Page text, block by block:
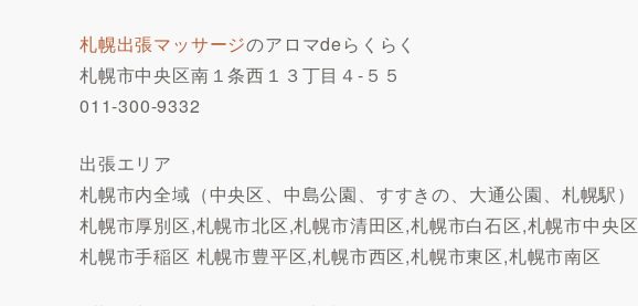
札幌出張マッサージのアロマdeらくらく
札幌市中央区南１条西１３丁目４-５５
011-300-9332
出張エリア
札幌市内全域（中央区、中島公園、すすきの、大通公園、札幌駅）
札幌市厚別区,札幌市北区,札幌市清田区,札幌市白石区,札幌市中央区
札幌市手稲区 札幌市豊平区,札幌市西区,札幌市東区,札幌市南区